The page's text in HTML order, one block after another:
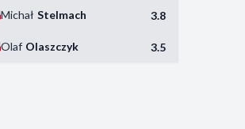
Michał Stelmach 3.8
Olaf Olaszczyk 3.5